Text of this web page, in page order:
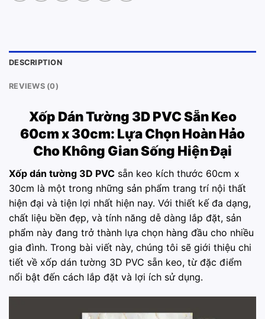
DESCRIPTION
REVIEWS (0)
Xốp Dán Tường 3D PVCSẵn Keo
60cm x 30cm: Lựa Chọn Hoàn Hảo
Cho Không Gian Sống Hiện Đại
Xốp dán tường 3D PVC sẵn keo kích thước 60cm x
30cm là một trong những sản phẩm trang trí nội thất
hiện đại và tiện lợi nhất hiện nay. Với thiết kế đa dạng,
chất liệu bền đẹp, và tính năng dễ dàng lắp đặt, sản
phẩm này đang trở thành lựa chọn hàng đầu cho nhiều
gia đình. Trong bài viết này, chúng tôi sẽ giới thiệu chi
tiết về xốp dán tường 3D PVC sẵn keo, từ đặc điểm
nổi bật đến cách lắp đặt và lợi ích sử dụng.